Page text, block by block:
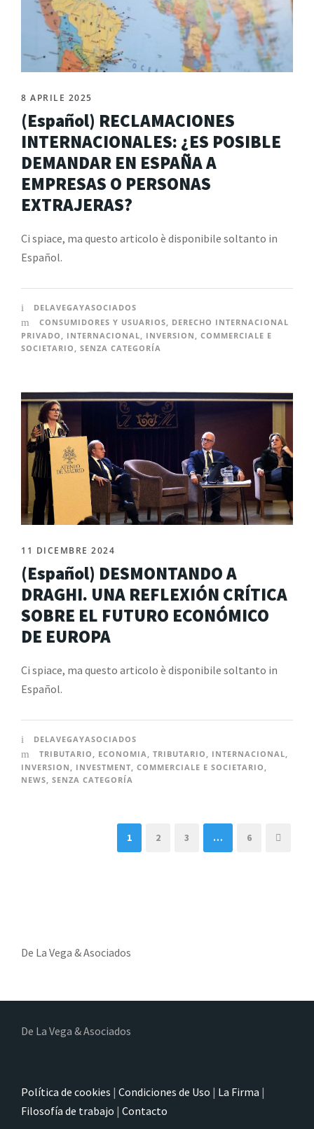
8 APRILE 2025
(Español) RECLAMACIONES
INTERNACIONALES: ¿ES POSIBLE
DEMANDAR EN ESPAÑA A
EMPRESAS O PERSONAS
EXTRAJERAS?
Ci spiace, ma questo articolo è disponibile soltanto in
Español.
DELAVEGAYASOCIADOS
CONSUMIDORES Y USUARIOS
DERECHO INTERNACIONAL
PRIVADO
INTERNACIONAL INVERSION
COMMERCIALE E
SOCIETARIO
SENZA CATEGORÍA
11 DICEMBRE 2024
(Español) DESMONTANDO A
DRAGHI. UNA REFLEXIÓN CRÍTICA
SOBRE EL FUTURO ECONÓMICO
DE EUROPA
Ci spiace, ma questo articolo è disponibile soltanto in
Español.
DELAVEGAYASOCIADOS
TRIBUTARIO , ECONOMIA, TRIBUTARIO , INTERNACIONAL,
INVERSION , INVESTMENT, COMMERCIALE E SOCIETARIO ,
NEWS, SENZA CATEGORÍA
1 2 3 … 6
De La Vega & Asociados
De La Vega & Asociados
Política de cookies | Condiciones de Uso | La Firma |
Filosofía de trabajo | Contacto